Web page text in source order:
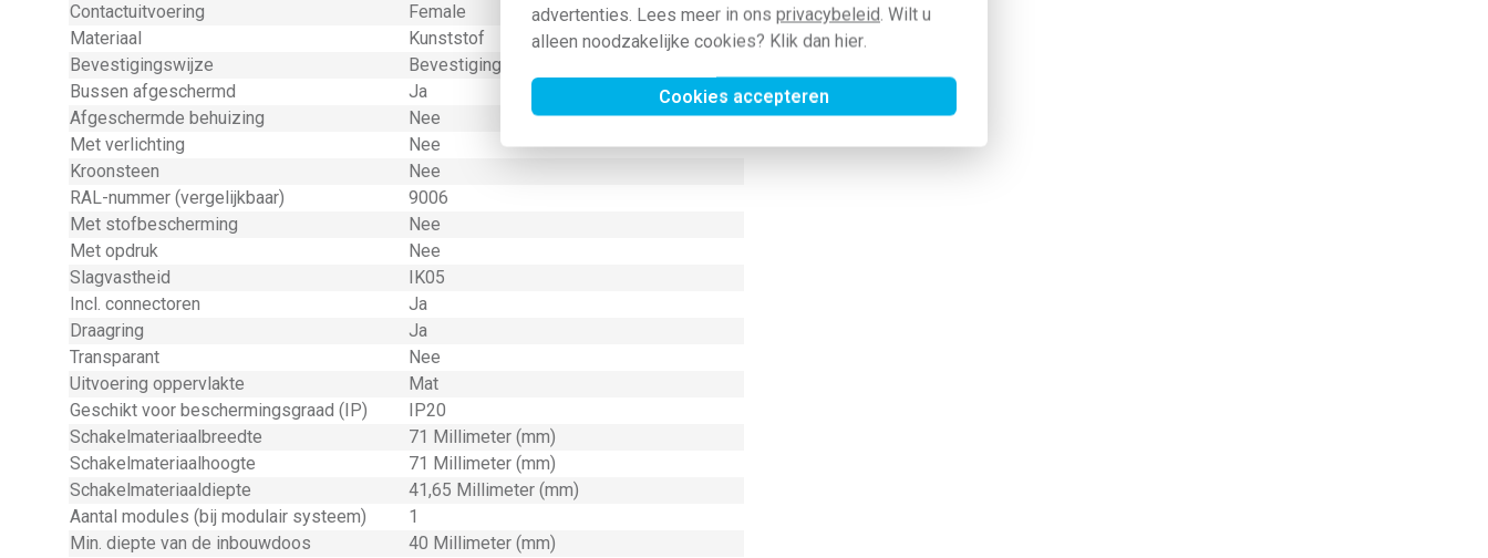
advertenties. Lees meer in ons privacybeleid. Wilt u
alleen noodzakelijke cookies? Klik dan hier.
Cookies accepteren
Contactuitvoering
Female
Materiaal
Kunststof
Bevestigingswijze
Bevestiging met schroef
Bussen afgeschermd
Ja
Afgeschermde behuizing
Nee
Met verlichting
Nee
Kroonsteen
Nee
RAL-nummer (vergelijkbaar)
9006
Met stofbescherming
Nee
Met opdruk
Nee
Slagvastheid
IK05
Incl. connectoren
Ja
Draagring
Ja
Transparant
Nee
Uitvoering oppervlakte
Mat
Geschikt voor beschermingsgraad (IP)
IP20
Schakelmateriaalbreedte
71 Millimeter (mm)
Schakelmateriaalhoogte
71 Millimeter (mm)
Schakelmateriaaldiepte
41,65 Millimeter (mm)
Aantal modules (bij modulair systeem)
1
Min. diepte van de inbouwdoos
40 Millimeter (mm)